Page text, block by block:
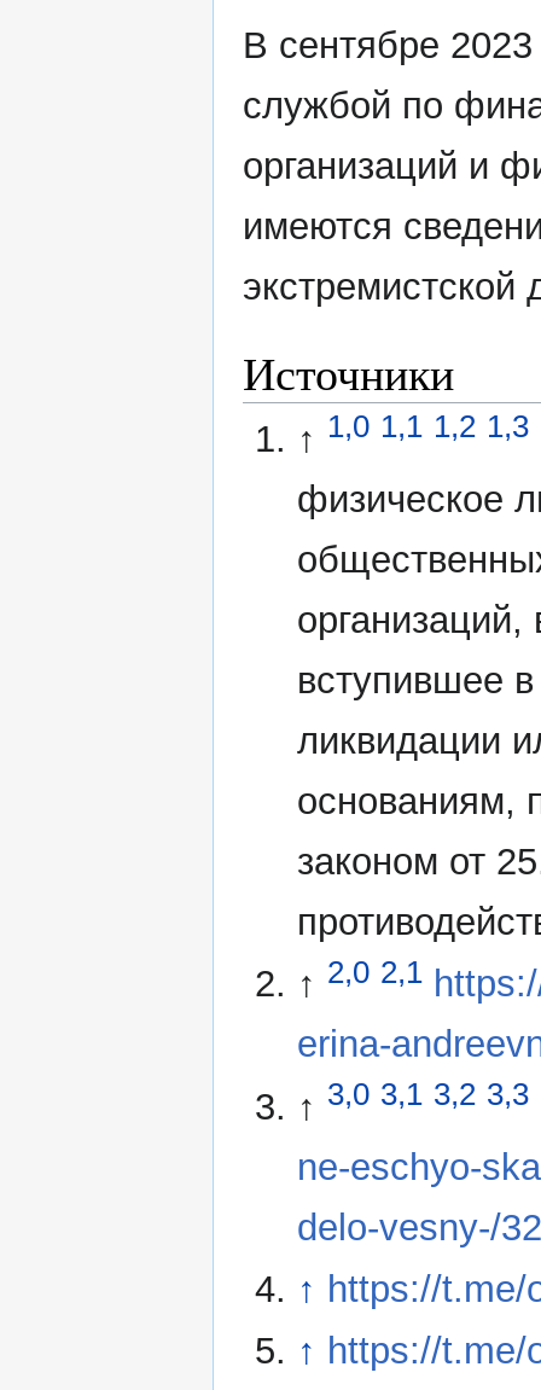
В сентябре
службой по
организаций и
имеются
экстремистской
Источники
↑ 1,0 1,1 1,2 1,3
физическое
вступившее
ликвидации
основаниям,
законом от
↑ 2,0 2,1
erina-
↑ 3,0 3,1 3,2 3,3
ne-eschyo-
delo-vesny-/
↑ https://t.me/
↑ https://t.me/